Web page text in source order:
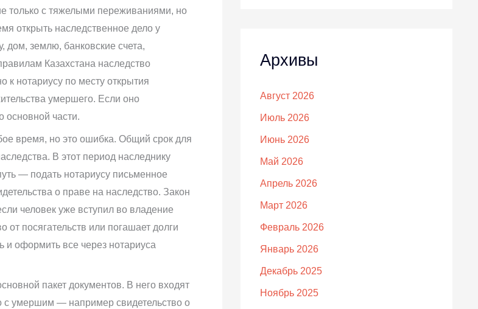
только с тяжелыми переживаниями, но
открыть наследственное дело у
дом, землю, банковские счета,
Казахстана наследство
к нотариусу по месту открытия
умершего. Если оно
основной части.
время, но это ошибка. Общий срок для
В этот период наследнику
— подать нотариусу письменное
о праве на наследство. Закон
человек уже вступил во владение
посягательств или погашает долги
и оформить все через нотариуса
пакет документов. В него входят
с умершим — например свидетельство о
Архивы
Август 2026
Июль 2026
Июнь 2026
Май 2026
Апрель 2026
Март 2026
Февраль 2026
Январь 2026
Декабрь 2025
Ноябрь 2025